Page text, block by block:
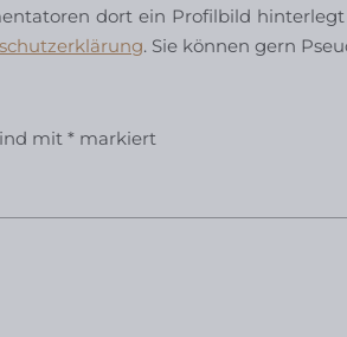
dort ein Profilbild
. Sie können gern
mit * markiert